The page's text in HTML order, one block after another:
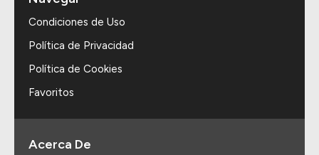
Condiciones de Uso
Política de Privacidad
Política de Cookies
Favoritos
Acerca De